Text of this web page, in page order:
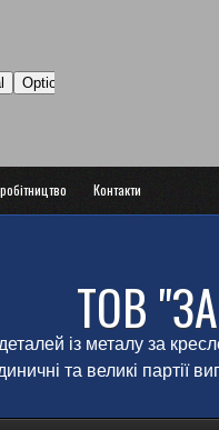
Контакти
ТОВ
із металу за
та великі партії